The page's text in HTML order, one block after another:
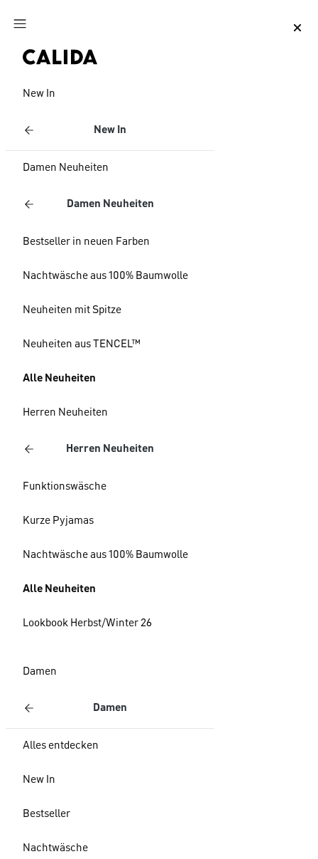
Zum Hauptinhalt springen
New In
New In
Damen Neuheiten
Damen Neuheiten
Bestseller in neuen Farben
Nachtwäsche aus 100% Baumwolle
Neuheiten mit Spitze
Neuheiten aus TENCEL™
Alle Neuheiten
Herren Neuheiten
Herren Neuheiten
Funktionswäsche
Kurze Pyjamas
Nachtwäsche aus 100% Baumwolle
Alle Neuheiten
Lookbook Herbst/Winter 26
Damen
Damen
Alles entdecken
New In
Bestseller
Nachtwäsche